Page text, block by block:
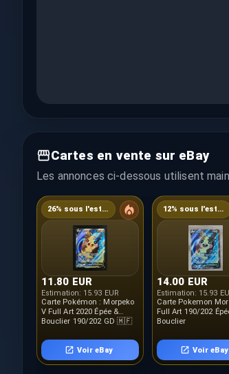
Cartes en vente sur eBay
Les annonces ci-dessous utilisent
26% sous l'estimation
11.80 EUR
Estimation: 15.93 EUR
Carte Pokémon : Morpeko
V Full Art 2020 Épée &
Bouclier 190/202 GD 🇲🇫
Voir eBay
12% sous l'estimation
14.00 EUR
Estimation: 15.93
Carte Pokemon
Full Art 190/202
Bouclier
Voir eBay